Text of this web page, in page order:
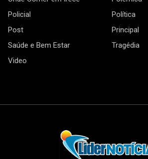
Policial
Política
Post
Principal
Saúde e Bem Estar
Tragédia
Video